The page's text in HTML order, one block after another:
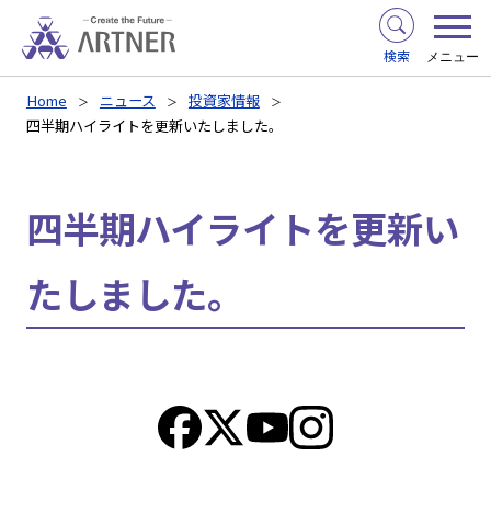
検索 メニュー
Home ニュース
投資家情報
四半期ハイライトを更新いたしました。
四半期ハイライトを更新い
たしました。